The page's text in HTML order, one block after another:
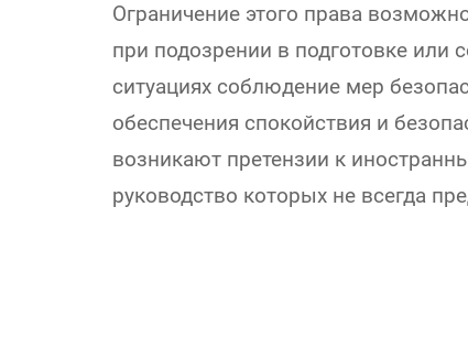
Ограничение этого права
при подозрении в подготовке или
ситуациях соблюдение мер
обеспечения спокойствия и
возникают претензии к
руководство которых не всегда